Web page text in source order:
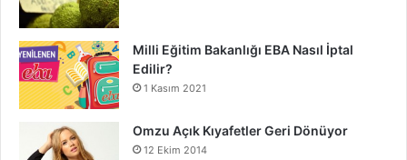
Milli Eğitim Bakanlığı EBA Nasıl İptal
Edilir?
1 Kasım 2021
Omzu Açık Kıyafetler Geri Dönüyor
12 Ekim 2014